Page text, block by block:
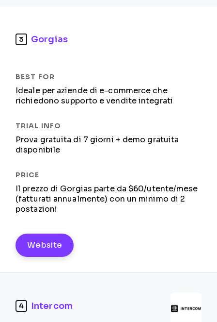
3 Gorgias
Ideale per aziende di e-commerce che
richiedono supporto e vendite integrati
Prova gratuita di 7 giorni + demo gratuita
disponibile
Il prezzo di Gorgias parte da $60/utente/mese
(fatturati annualmente) con un minimo di 2
postazioni
Website
4 Intercom